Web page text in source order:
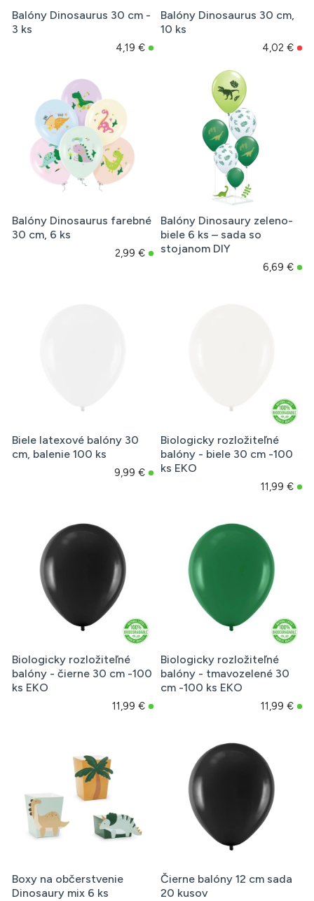
Balóny Dinosaurus 30 cm -
3 ks
4,19 €
Balóny Dinosaurus 30 cm,
10 ks
4,02 €
Balóny Dinosaurus farebné
30 cm, 6 ks
2,99 €
Balóny Dinosaury zeleno-
biele 6 ks – sada so
stojanom DIY
6,69 €
Biele latexové balóny 30
cm, balenie 100 ks
9,99 €
Biologicky rozložiteľné
balóny - biele 30 cm -100
ks EKO
11,99 €
Biologicky rozložiteľné
balóny - čierne 30 cm -100
ks EKO
11,99 €
Biologicky rozložiteľné
balóny - tmavozelené 30
cm -100 ks EKO
11,99 €
Boxy na občerstvenie
Dinosaury mix 6 ks
Čierne balóny 12 cm sada
20 kusov